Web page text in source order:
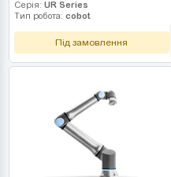
Серія: UR Series
Тип робота: cobot
Під замовлення